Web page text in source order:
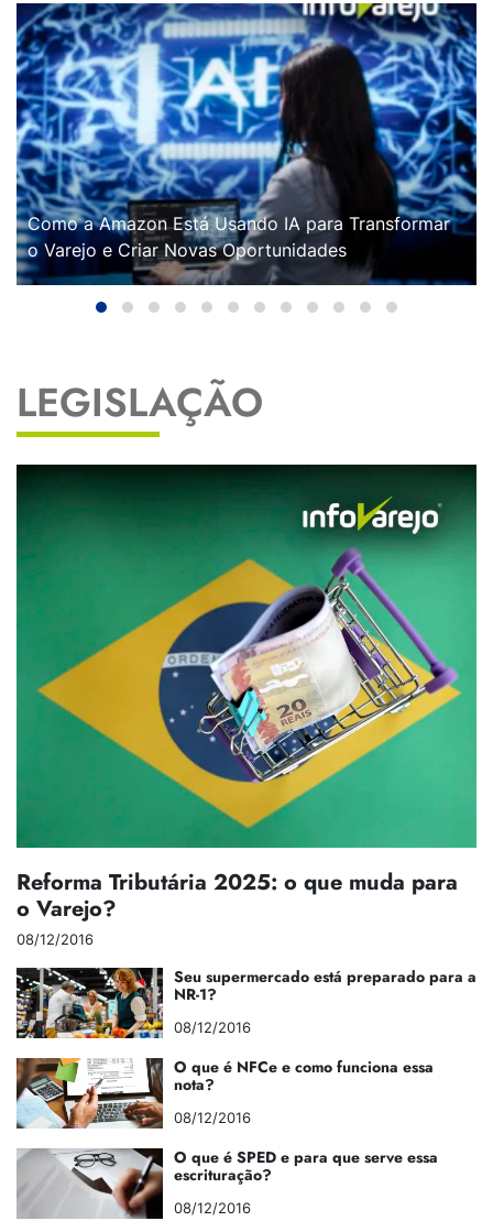
Como a Amazon Está Usando IA para Transformar
o Varejo e Criar Novas Oportunidades
LEGISLAÇÃO
Reforma Tributária 2025: o que muda para
o Varejo?
08/12/2016
Seu supermercado está preparado para a
NR-1?
08/12/2016
O que é NFCe e como funciona essa
nota?
08/12/2016
O que é SPED e para que serve essa
escrituração?
08/12/2016